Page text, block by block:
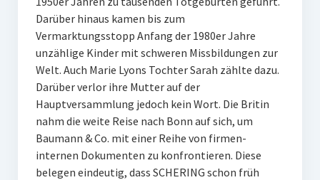
Darüber hinaus kamen bis zum
Vermarktungsstopp Anfang der 1980er Jahre
unzählige Kinder mit schweren Missbildungen zur
Welt. Auch Marie Lyons Tochter Sarah zählte dazu.
Darüber verlor ihre Mutter auf der
Hauptversammlung jedoch kein Wort. Die Britin
nahm die weite Reise nach Bonn auf sich, um
Baumann & Co. mit einer Reihe von firmen-
internen Dokumenten zu konfrontieren. Diese
belegen eindeutig, dass SCHERING schon früh